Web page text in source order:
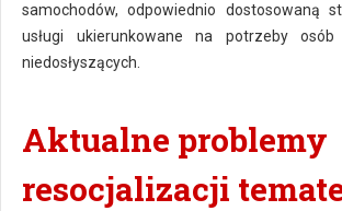
samochodów, odpowiednio dostosowaną
usługi ukierunkowane na potrzeby osób
niedosłyszących.
Aktualne problemy
resocjalizacji